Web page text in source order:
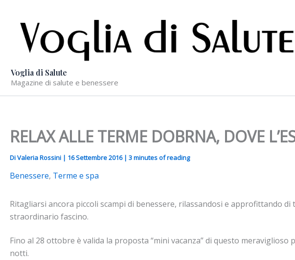
contenuto
Voglia di Salute
Magazine di salute e benessere
RELAX ALLE TERME DOBRNA, DOVE
DiValeria Rossini | 16 Settembre 2016 | 3 minutes of reading
Benessere, Terme e spa
Ritagliarsi ancora piccoli scampi di benessere, rilassandosi e approfittando
straordinario fascino.
Fino al 28 ottobre è valida la proposta “mini vacanza” di questo
notti.